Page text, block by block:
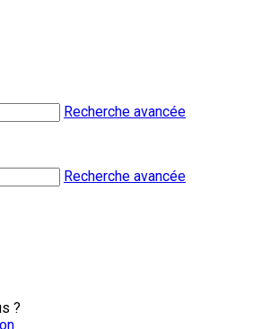
Recherche avancée
Recherche avancée
?